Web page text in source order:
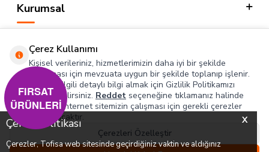
X
Çerez Politikası
Çerezler, Tofisa web sitesinde geçirdiğiniz vaktin ve aldığınız
0
Kurumsal
Hızlı Erişim
Sosyal
Adres & İletişim
Çerez Kullanımı
Kişisel verileriniz, hizmetlerimizin daha iyi bir şekilde
sunulması için mevzuata uygun bir şekilde toplanıp işlenir.
Konuyla ilgili detaylı bilgi almak için Gizlilik Politikamızı
inceleyebilirsiniz. Reddet seçeneğine tıklamanız halinde
yalnızca internet sitemizin çalışması için gerekli çerezler
kullanılacaktır.
Çerezleri Özelleştir
FIRSAT
ÜRÜNLERİ